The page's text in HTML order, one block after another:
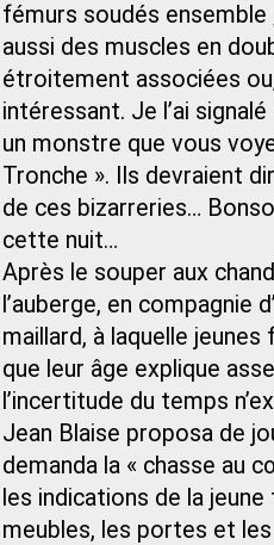
fémurs soudés ensemble
aussi des muscles en
étroitement associées
intéressant. Je l’ai
un monstre que vous
Tronche ». Ils devraient
de ces bizarreries…
cette nuit…
Après le souper aux
l’auberge, en compagnie
maillard, à laquelle
que leur âge explique
l’incertitude du temps
Jean Blaise proposa de
demanda la « chasse au
les indications de la
meubles, les portes et